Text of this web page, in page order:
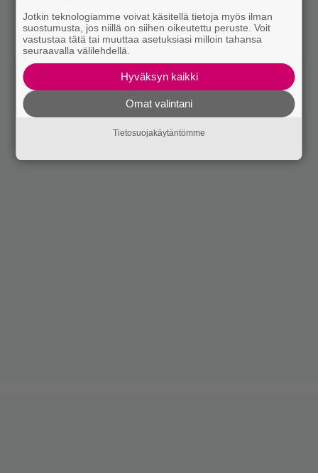
Jotkin teknologiamme voivat käsitellä tietoja myös ilman
suostumusta, jos niillä on siihen oikeutettu peruste. Voit
vastustaa tätä tai muuttaa asetuksiasi milloin tahansa
seuraavalla välilehdellä.
Hyväksyn kaikki
Omat valintani
Tietosuojakäytäntömme